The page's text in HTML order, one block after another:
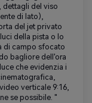
dettagli del viso
di lato),
del jet privato
della pista o lo
di campo sfocato
bagliore dell'ora
che evidenzia i
verticale 9:16,
se possibile. "